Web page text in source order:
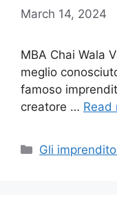
March 14, 2024
MBA Chai Wala
meglio
famoso
creatore … Read
Categories
Gli